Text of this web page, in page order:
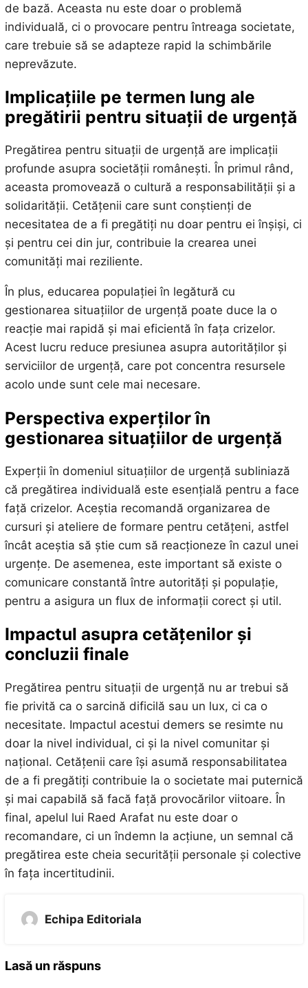
de bază. Aceasta nu este doar o problemă
individuală, ci o provocare pentru întreaga societate,
care trebuie să se adapteze rapid la schimbările
neprevăzute.
Implicațiile pe termen lung ale
pregătirii pentru situații de urgență
Pregătirea pentru situații de urgență are implicații
profunde asupra societății românești. În primul rând,
aceasta promovează o cultură a responsabilității și a
solidarității. Cetățenii care sunt conștienți de
necesitatea de a fi pregătiți nu doar pentru ei înșiși, ci
și pentru cei din jur, contribuie la crearea unei
comunități mai reziliente.
În plus, educarea populației în legătură cu
gestionarea situațiilor de urgență poate duce la o
reacție mai rapidă și mai eficientă în fața crizelor.
Acest lucru reduce presiunea asupra autorităților și
serviciilor de urgență, care pot concentra resursele
acolo unde sunt cele mai necesare.
Perspectiva experților în
gestionarea situațiilor de urgență
Experții în domeniul situațiilor de urgență subliniază
că pregătirea individuală este esențială pentru a face
față crizelor. Aceștia recomandă organizarea de
cursuri și ateliere de formare pentru cetățeni, astfel
încât aceștia să știe cum să reacționeze în cazul unei
urgențe. De asemenea, este important să existe o
comunicare constantă între autorități și populație,
pentru a asigura un flux de informații corect și util.
Impactul asupra cetățenilor și
concluzii finale
Pregătirea pentru situații de urgență nu ar trebui să
fie privită ca o sarcină dificilă sau un lux, ci ca o
necesitate. Impactul acestui demers se resimte nu
doar la nivel individual, ci și la nivel comunitar și
național. Cetățenii care își asumă responsabilitatea
de a fi pregătiți contribuie la o societate mai puternică
și mai capabilă să facă față provocărilor viitoare. În
final, apelul lui Raed Arafat nu este doar o
recomandare, ci un îndemn la acțiune, un semnal că
pregătirea este cheia securității personale și colective
în fața incertitudinii.
Echipa Editoriala
Lasă un răspuns